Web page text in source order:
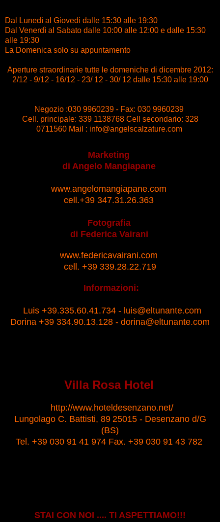
Dal Lunedì al Giovedì dalle 15:30 alle 19:30
Dal Venerdì al Sabato dalle 10:00 alle 12:00 e dalle 15:30
alle 19:30
La Domenica solo su appuntamento
Aperture straordinarie tutte le domeniche di dicembre 2012:
2/12 - 9/12 - 16/12 - 23/ 12 - 30/ 12 dalle 15:30 alle 19:00
Negozio :030 9960239 - Fax: 030 9960239
Cell. principale: 339 1138768 Cell secondario: 328
0711560 Mail : info@angelscalzature.com
Marketing
di Angelo Mangiapane
www.angelomangiapane.com
cell.+39 347.31.26.363
Fotografia
di Federica Vairani
www.federicavairani.com
cell. +39 339.28.22.719
Informazioni:
Luis +39.335.60.41.734 - luis@eltunante.com
Dorina +39 334.90.13.128 - dorina@eltunante.com
Villa Rosa Hotel
http://www.hoteldesenzano.net/
Lungolago C. Battisti, 89 25015 - Desenzano d/G
(BS)
Tel. +39 030 91 41 974 Fax. +39 030 91 43 782
STAI CON NOI .... TI ASPETTIAMO!!!